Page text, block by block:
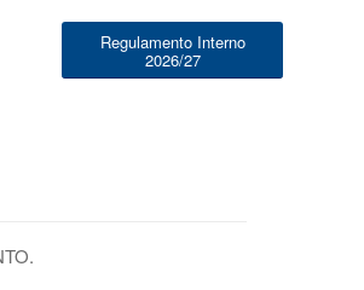
Regulamento Interno
2026/27